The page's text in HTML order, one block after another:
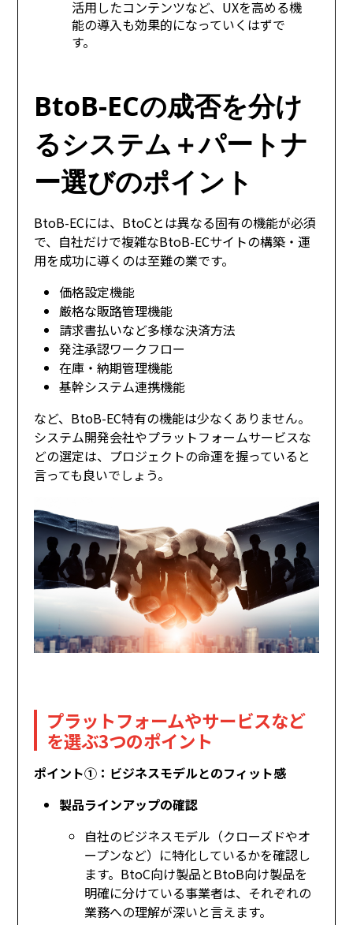
活用したコンテンツなど、UXを高める機
能の導入も効果的になっていくはずで
す。
BtoB-ECの成否を分け
るシステム＋パートナ
ー選びのポイント
BtoB-ECには、BtoCとは異なる固有の機能が必須
で、自社だけで複雑なBtoB-ECサイトの構築・運
用を成功に導くのは至難の業です。
価格設定機能
厳格な販路管理機能
請求書払いなど多様な決済方法
発注承認ワークフロー
在庫・納期管理機能
基幹システム連携機能
など、BtoB-EC特有の機能は少なくありません。
システム開発会社やプラットフォームサービスな
どの選定は、プロジェクトの命運を握っていると
言っても良いでしょう。
プラットフォームやサービスなど
を選ぶ3つのポイント
ポイント①：ビジネスモデルとのフィット感
製品ラインアップの確認
自社のビジネスモデル（クローズドやオ
ープンなど）に特化しているかを確認し
ます。BtoC向け製品とBtoB向け製品を
明確に分けている事業者は、それぞれの
業務への理解が深いと言えます。